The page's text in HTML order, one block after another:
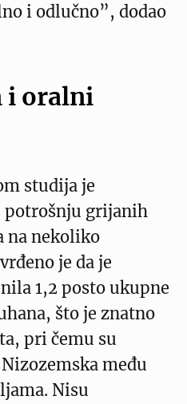
i odlučno”, dodao
i oralni
studija je
grijanih
na nekoliko
je da je
1,2 posto ukupne
što je znatno
pri čemu su
među
Nisu